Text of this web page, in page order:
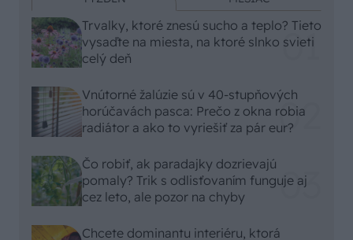
Trvalky, ktoré znesú sucho a teplo? Tieto
vysaďte na miesta, na ktoré slnko svieti
celý deň
Vnútorné žalúzie sú v 40-stupňových
horúčavách pasca: Prečo z okna robia
radiátor a ako to vyriešiť za pár eur?
Čo robiť, ak paradajky dozrievajú
pomaly? Trik s odlisťovaním funguje aj
cez leto, ale pozor na chyby
Chcete dominantu interiéru, ktorá